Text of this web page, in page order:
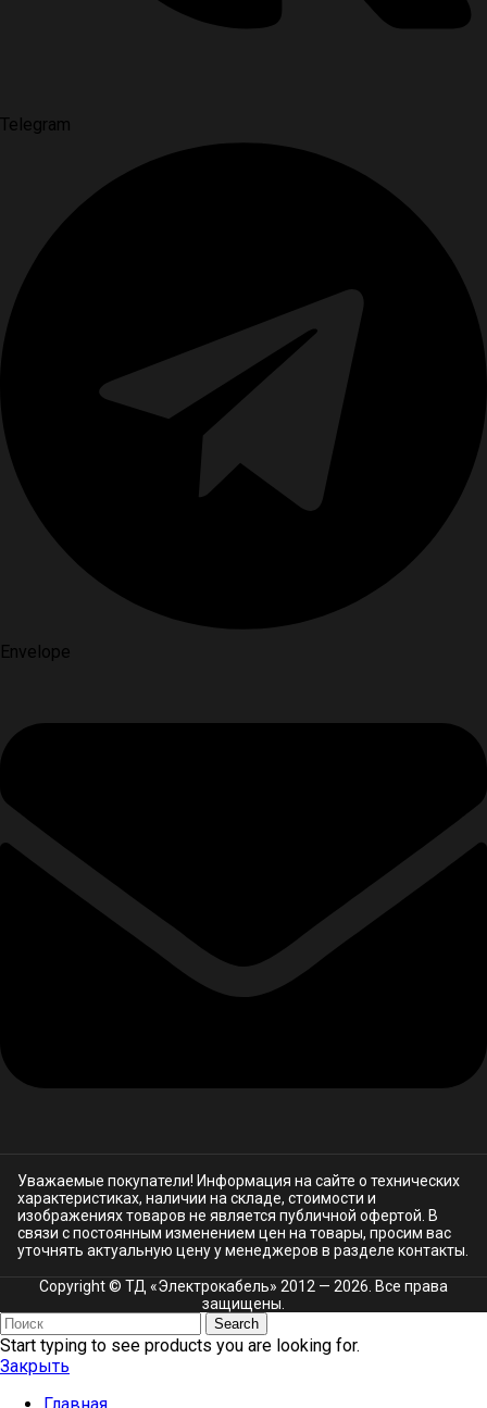
Telegram
Envelope
Уважаемые покупатели! Информация на сайте о технических
характеристиках, наличии на складе, стоимости и
изображениях товаров не является публичной офертой. В
связи с постоянным изменением цен на товары, просим вас
уточнять актуальную цену у менеджеров в разделе контакты.
Copyright © ТД «Электрокабель»​ 2012 — 2026. Все права
защищены.
Search
Start typing to see products you are looking for.
Закрыть